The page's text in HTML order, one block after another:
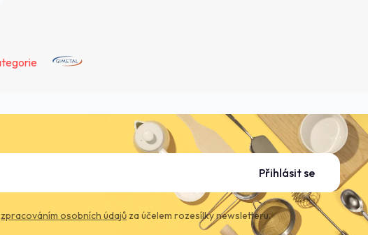
Přihlásit se
zpracováním osobních údajůza účelem rozesílky newsletteru.